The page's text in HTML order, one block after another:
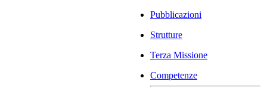
Pubblicazioni
Strutture
Terza Missione
Competenze